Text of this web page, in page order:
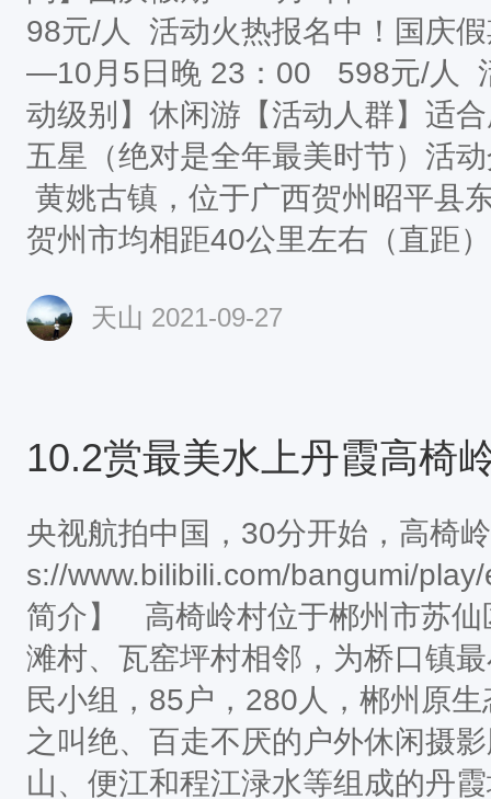
98元/人 活动火热报名中！国庆
—10月5日晚 23：00 598元/人
动级别】休闲游【活动人群】适
五星（绝对是全年最美时节）活
黄姚古镇，位于广西贺州昭平县
贺州市均相距40公里左右（直距
朝万历年间，鼎盛于清朝乾隆年
明清风格，由于黄姚所处特殊的
守难攻，而且交通不便，所以村
天山 2021-09-27
央视航拍中国，30分开始，高椅
s://www.bilibili.com/bangumi/
简介】 高椅岭村位于郴州市苏仙
滩村、瓦窑坪村相邻，为桥口镇
民小组，85户，280人，郴州原
之叫绝、百走不厌的户外休闲摄
山、便江和程江渌水等组成的丹